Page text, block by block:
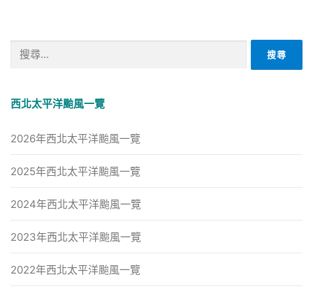
字:
西北太平洋颱風一覽
2026年西北太平洋颱風一覽
2025年西北太平洋颱風一覽
2024年西北太平洋颱風一覽
2023年西北太平洋颱風一覽
2022年西北太平洋颱風一覽